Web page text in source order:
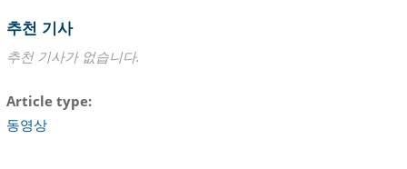
추천 기사
추천 기사가 없습니다.
Article type
동영상